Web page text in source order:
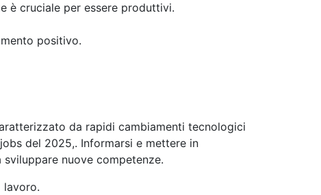
è cruciale per essere produttivi.
positivo.
da rapidi cambiamenti tecnologici
del 2025,. Informarsi e mettere in
nuove competenze.
lavoro.